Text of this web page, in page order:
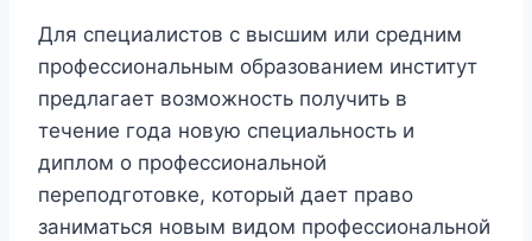
Для специалистов с высшим или средним
профессиональным образованием институт
предлагает возможность получить в
течение года новую специальность и
диплом о профессиональной
переподготовке, который дает право
заниматься новым видом профессиональной